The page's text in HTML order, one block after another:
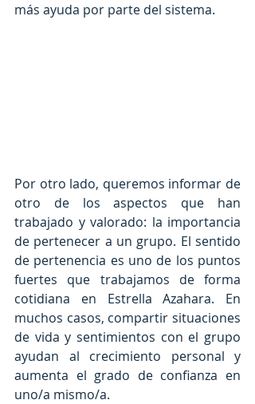
más ayuda por parte del sistema.
Por otro lado, queremos informar de
otro de los aspectos que han
trabajado y valorado: la importancia
de pertenecer a un grupo. El sentido
de pertenencia es uno de los puntos
fuertes que trabajamos de forma
cotidiana en Estrella Azahara. En
muchos casos, compartir situaciones
de vida y sentimientos con el grupo
ayudan al crecimiento personal y
aumenta el grado de confianza en
uno/a mismo/a.